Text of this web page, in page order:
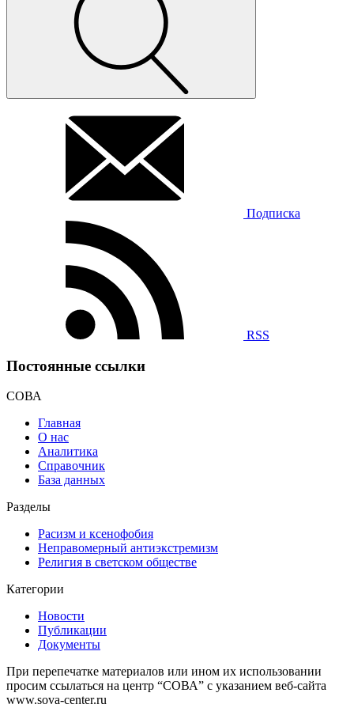
Подписка
RSS
Постоянные ссылки
СОВА
Главная
О нас
Аналитика
Справочник
База данных
Разделы
Расизм и ксенофобия
Неправомерный антиэкстремизм
Религия в светском обществе
Категории
Новости
Публикации
Документы
При перепечатке материалов или ином их использовании
просим ссылаться на центр “СОВА” с указанием веб-сайта
www.sova-center.ru